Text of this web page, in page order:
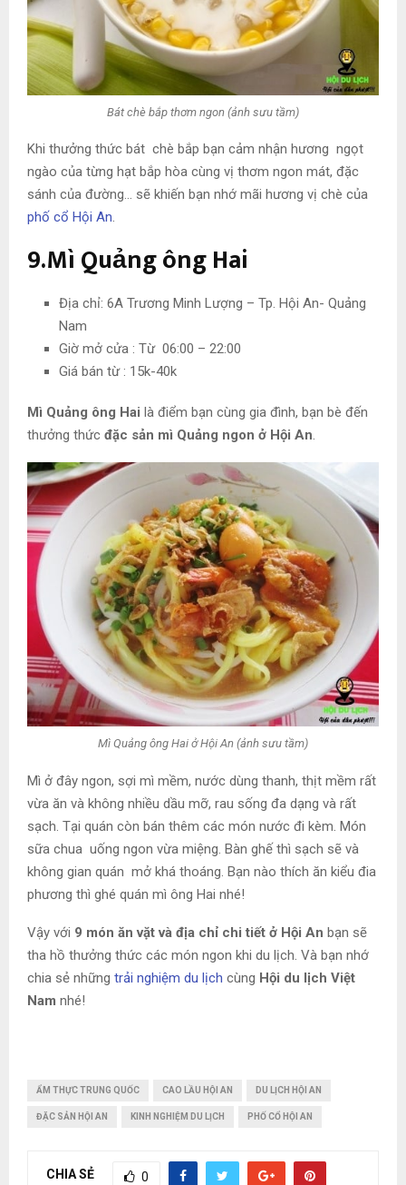
Bát chè bắp thơm ngon (ảnh sưu tầm)
Khi thưởng thức bát chè bắp bạn cảm nhận hương ngọt
ngào của từng hạt bắp hòa cùng vị thơm ngon mát, đặc
sánh của đường… sẽ khiến bạn nhớ mãi hương vị chè của
phố cổ Hội An.
9.Mì Quảng ông Hai
Địa chỉ: 6A Trương Minh Lượng – Tp. Hội An- Quảng
Nam
Giờ mở cửa : Từ 06:00 – 22:00
Giá bán từ : 15k-40k
Mì Quảng ông Hai là điểm bạn cùng gia đình, bạn bè đến
thưởng thức đặc sản mì Quảng ngon ở Hội An.
Mì Quảng ông Hai ở Hội An (ảnh sưu tầm)
Mì ở đây ngon, sợi mì mềm, nước dùng thanh, thịt mềm rất
vừa ăn và không nhiều dầu mỡ, rau sống đa dạng và rất
sạch. Tại quán còn bán thêm các món nước đi kèm. Món
sữa chua uống ngon vừa miệng. Bàn ghế thì sạch sẽ và
không gian quán mở khá thoáng. Bạn nào thích ăn kiểu đia
phương thì ghé quán mì ông Hai nhé!
Vậy với 9 món ăn vặt và địa chỉ chi tiết ở Hội An bạn sẽ
tha hồ thưởng thức các món ngon khi du lịch. Và bạn nhớ
chia sẻ những trải nghiệm du lịch cùng Hội du lịch Việt
Nam nhé!
ẨM THỰC TRUNG QUỐC CAO LẦU HỘI AN DU LỊCH HỘI AN
ĐẶC SẢN HỘI AN KINH NGHIỆM DU LỊCH PHỐ CỔ HỘI AN
CHIA SẺ 0